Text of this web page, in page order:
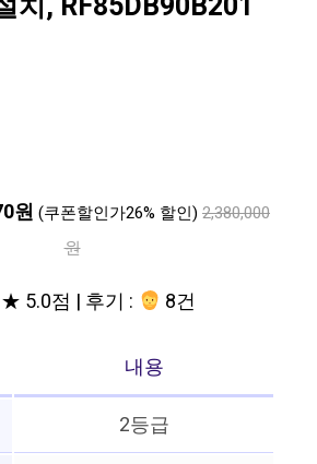
원 (쿠폰할인가26% 할인) 2,380,000
원
5.0점 | 후기 : 8건
내용
2등급